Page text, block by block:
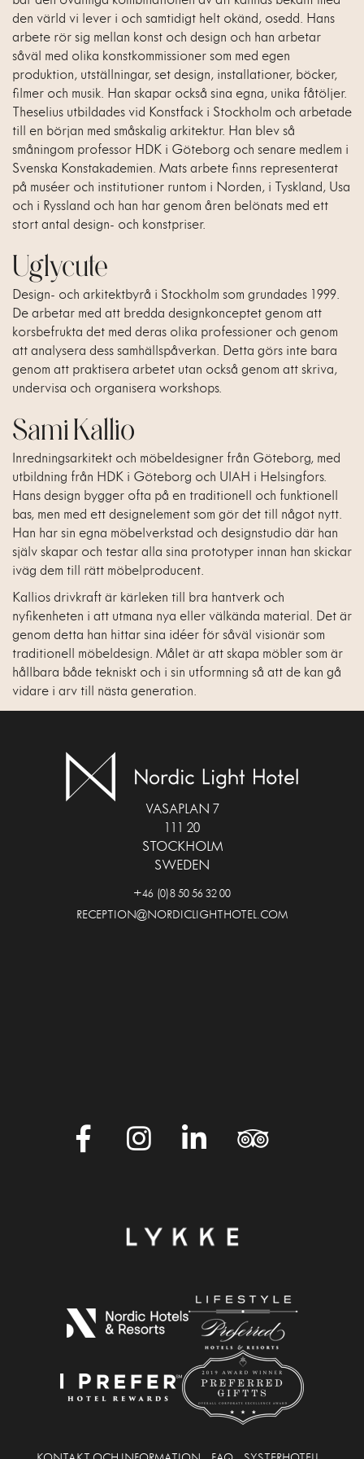
den värld vi lever i och samtidigt helt okänd, osedd. Hans
arbete rör sig mellan konst och design och han arbetar
såväl med olika konstkommissioner som med egen
produktion, utställningar, set design, installationer, böcker,
filmer och musik. Han skapar också sina egna, unika fåtöljer.
Theselius utbildades vid Konstfack i Stockholm och arbetade
till en början med småskalig arkitektur. Han blev så
småningom professor HDK i Göteborg och senare medlem i
Svenska Konstakademien. Mats arbete finns representerat
på muséer och institutioner runtom i Norden, i Tyskland, Usa
och i Ryssland och han har genom åren belönats med ett
stort antal design- och konstpriser.
Uglycute
Design- och arkitektbyrå i Stockholm som grundades 1999.
De arbetar med att bredda designkonceptet genom att
korsbefrukta det med deras olika professioner och genom
att analysera dess samhällspåverkan. Detta görs inte bara
genom att praktisera arbetet utan också genom att skriva,
undervisa och organisera workshops.
Sami Kallio
Inredningsarkitekt och möbeldesigner från Göteborg, med
utbildning från HDK i Göteborg och UIAH i Helsingfors.
Hans design bygger ofta på en traditionell och funktionell
bas, men med ett designelement som gör det till något nytt.
Han har sin egna möbelverkstad och designstudio där han
själv skapar och testar alla sina prototyper innan han skickar
iväg dem till rätt möbelproducent.
Kallios drivkraft är kärleken till bra hantverk och
nyfikenheten i att utmana nya eller välkända material. Det är
genom detta han hittar sina idéer för såväl visionär som
traditionell möbeldesign. Målet är att skapa möbler som är
hållbara både tekniskt och i sin utformning så att de kan gå
vidare i arv till nästa generation.
VASAPLAN 7
111 20
STOCKHOLM
SWEDEN
+46 (0)8 50 56 32 00
RECEPTION@NORDICLIGHTHOTEL.COM